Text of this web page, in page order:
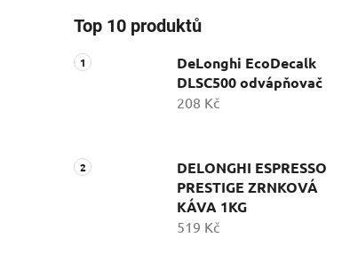
Top 10 produktů
DeLonghi EcoDecalk
DLSC500 odvápňovač
208 Kč
DELONGHI ESPRESSO
PRESTIGE ZRNKOVÁ
KÁVA 1KG
519 Kč